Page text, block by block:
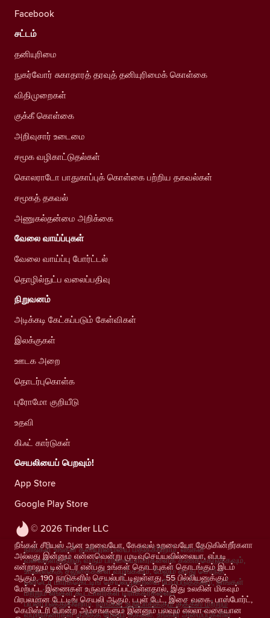
© 2026 Tinder LLC
நீங்கள் சீரியஸ் ஆன உறவையோ, கேசுவல் உறவையோ தேடுகின்றீர்களா
அல்லது இன்னும் என்னவென்று முடிவுசெய்யவில்லையா, எப்படி
என்றாலும் டின்டெர் என்பது உங்கள் தொடர்புகள் தொடங்கும் இடம்
ஆகும். 190 நாடுகளில் செயல்பாட்டிலுள்ளது, 55 பில்லியனுக்கும்
மேற்பட்ட இணைகள் உருவாக்கப்பட்டுள்ளதால், இது உலகின் மிகவும்
பிரபலமான டேட்டிங் செயலி ஆகும். டபுள் டேட், இசை வகை, பாஸ்போர்ட்,
கெமிஸ்ட்ரி போன்ற அம்சங்களும் இன்னும் பலவும் எல்லா வகையான
Facebook
சட்டம்
தனியுரிமை
நுகர்வோர் சுகாதாரத் தரவுத் தனியுரிமைக் கொள்கை
விதிமுறைகள்
குக்கீ கொள்கை
அறிவுசார் உடைமை
சமூக வழிகாட்டுதல்கள்
கொலராடோ பாதுகாப்புக் கொள்கை பற்றிய தகவல்கள்
சமூகத் தகவல்
அணுகல்தன்மை அறிக்கை
வேலை வாய்ப்புகள்
வேலை வாய்ப்பு போர்ட்டல்
தொழில்நுட்ப வலைப்பதிவு
நிறுவனம்
அடிக்கடி கேட்கப்படும் கேள்விகள்
இலக்குகள்
ஊடக அறை
தொடர்புகொள்க
புரோமோ குறியீடு
உதவி
கிஃட் கார்டுகள்
செயலியைப் பெறவும்!
App Store
Google Play Store
நாங்கள் உங்கள் தனியுரிமையை மதிக்கிறோம். எங்கள்
வலைதளத்திற்கு வரும் பார்வையாளர்களைக் கணக்கெடுக்கவும்,
உங்களுக்கு சலுகைகளை வழங்கவும், மேலும் எமது சொந்த
டின்டெர் மார்க்கெட்டிங் செயல்முறையை மேம்படுத்தவும், நாங்கள்
மற்றும் எங்கள் கூட்டாளர்கள் டிராக்கர்களைப்
பயன்படுத்துகிறோம். நாங்கள் உபயோகிக்கும் குக்கீஸ் மற்றும்
வழங்குனர்கள் குறித்த மேலும் தகவல். உங்கள் அமைப்புகளில்